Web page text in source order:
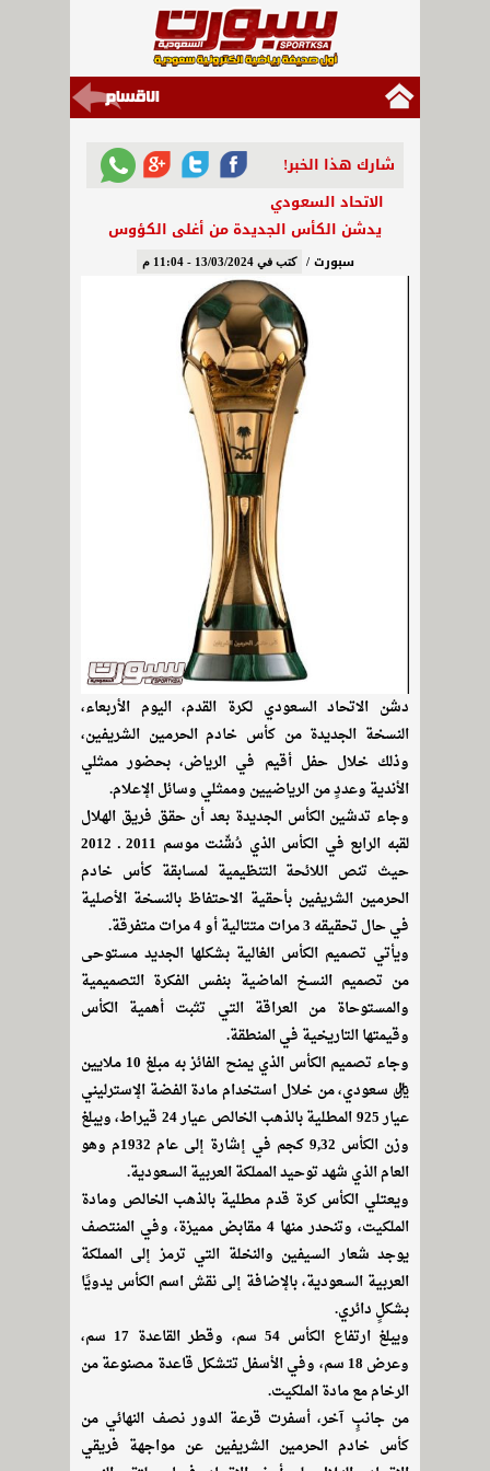
شارك هذا الخبر!
الاتحاد السعودي
يدشن الكأس الجديدة من أغلى الكؤوس
سبورت / كتب في 13/03/2024 - 11:04 م
دشن الاتحاد السعودي لكرة القدم، اليوم الأربعاء،
النسخة الجديدة من كأس خادم الحرمين الشريفين،
وذلك خلال حفل أقيم في الرياض، بحضور ممثلي
الأندية وعددٍ من الرياضيين وممثلي وسائل الإعلام.
وجاء تدشين الكأس الجديدة بعد أن حقق فريق الهلال
لقبه الرابع في الكأس الذي دُشّنت موسم 2011 ـ 2012
حيث تنص اللائحة التنظيمية لمسابقة كأس خادم
الحرمين الشريفين بأحقية الاحتفاظ بالنسخة الأصلية
في حال تحقيقه 3 مرات متتالية أو 4 مرات متفرقة.
ويأتي تصميم الكأس الغالية بشكلها الجديد مستوحى
من تصميم النسخ الماضية بنفس الفكرة التصميمية
والمستوحاة من العراقة التي تثبت أهمية الكأس
وقيمتها التاريخية في المنطقة.
وجاء تصميم الكأس الذي يمنح الفائز به مبلغ 10 ملايين
ريال سعودي، من خلال استخدام مادة الفضة الإسترليني
عيار 925 المطلية بالذهب الخالص عيار 24 قيراط، ويبلغ
وزن الكأس 9,32 كجم في إشارة إلى عام 1932م وهو
العام الذي شهد توحيد المملكة العربية السعودية.
ويعتلي الكأس كرة قدم مطلية بالذهب الخالص ومادة
الملكيت، وتنحدر منها 4 مقابض مميزة، وفي المنتصف
يوجد شعار السيفين والنخلة التي ترمز إلى المملكة
العربية السعودية، بالإضافة إلى نقش اسم الكأس يدويًا
بشكلٍ دائري.
ويبلغ ارتفاع الكأس 54 سم، وقطر القاعدة 17 سم،
وعرض 18 سم، وفي الأسفل تتشكل قاعدة مصنوعة من
الرخام مع مادة الملكيت.
من جانبٍ آخر، أسفرت قرعة الدور نصف النهائي من
كأس خادم الحرمين الشريفين عن مواجهة فريقي